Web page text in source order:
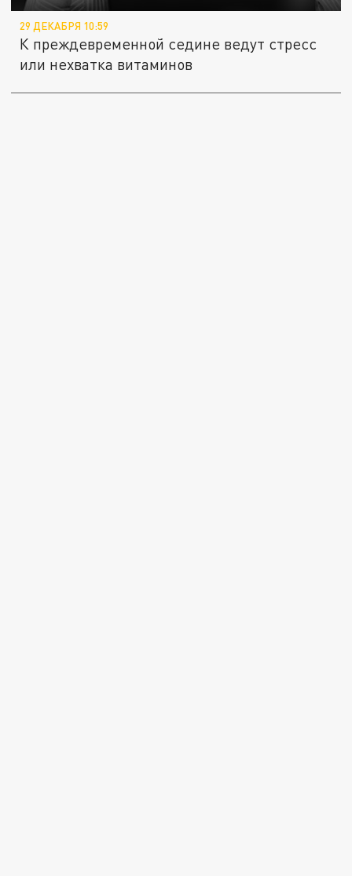
29 ДЕКАБРЯ 10:59
К преждевременной седине ведут стресс
или нехватка витаминов